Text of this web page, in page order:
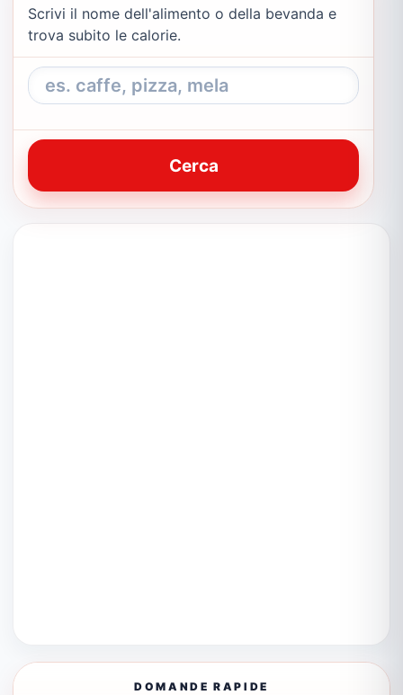
Scrivi il nome dell'alimento o della bevanda e
trova subito le calorie.
Cerca
DOMANDE RAPIDE